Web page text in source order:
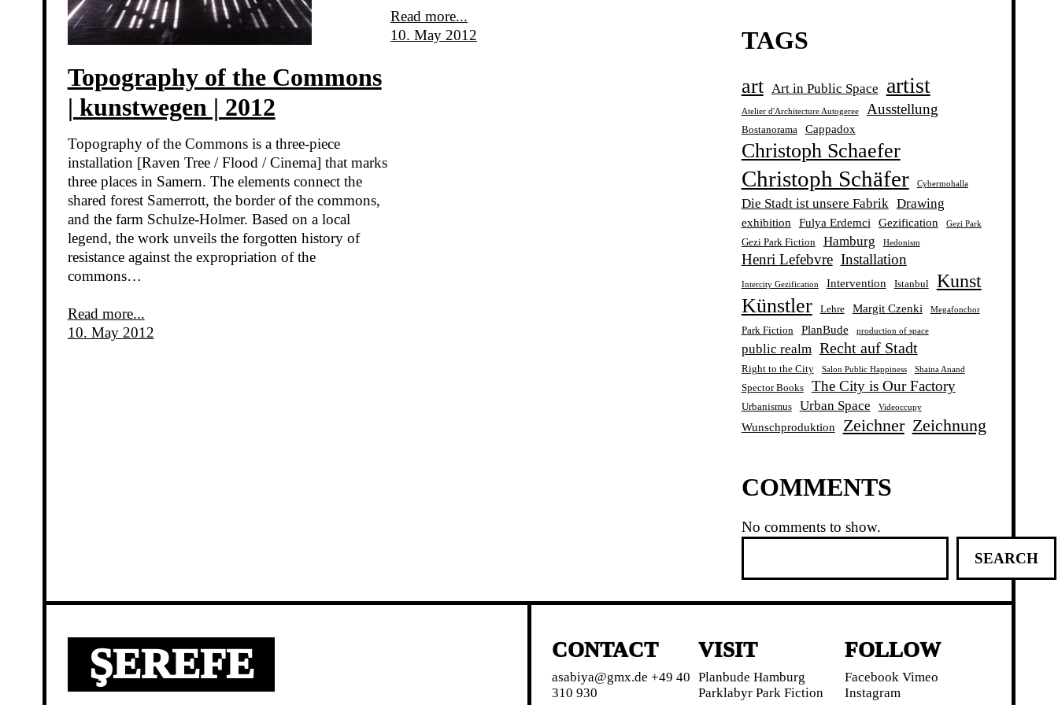
Topography of the Commons
| kunstwegen | 2012
Topography of the Commons is a three-piece
installation [Raven Tree / Flood / Cinema] that marks
three places in Samern. The elements connect the
shared forest Samerrott, the border of the commons,
and the farm Schulze-Holmer. Based on a local
legend, the work unveils the forgotten history of
resistance against the expropriation of the
commons…
Read more...
10. May 2012
Read more...
10. May 2012
TAGS
art Art in Public Space artist
Atelier d'Architecture Autogeree Ausstellung
Bostanorama Cappadox
Christoph Schaefer
Christoph Schäfer Cybermohalla
Die Stadt ist unsere Fabrik Drawing
exhibition Fulya Erdemci Gezification Gezi Park
Gezi Park Fiction Hamburg Hedonism
Henri Lefebvre Installation
Intercity Gezification Intervention Istanbul Kunst
Künstler Lehre Margit Czenki Megafonchor
Park Fiction PlanBude production of space
public realm Recht auf Stadt
Right to the City Salon Public Happiness Shaina Anand
Spector Books The City is Our Factory
Urbanismus Urban Space Videoccupy
Wunschproduktion Zeichner Zeichnung
COMMENTS
No comments to show.
S
a
r
h
SEARCH
ŞEREFE CONTACT
asabiya@gmx.de +49 40
310 930
VISIT
Planbude Hamburg
Parklabyr Park Fiction
FOLLOW
Facebook Vimeo
Instagram